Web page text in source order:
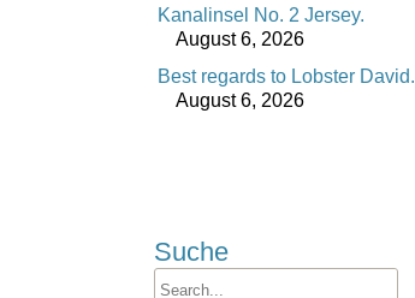
Kanalinsel No. 2 Jersey.
August 6, 2026
Best regards to Lobster David.
August 6, 2026
Suche